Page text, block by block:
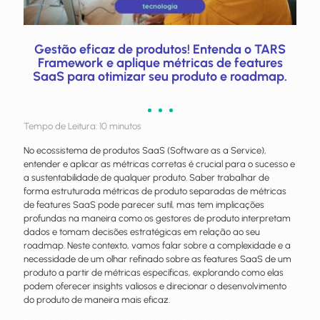
Gestão eficaz de produtos! Entenda o TARS
Framework e aplique métricas de features
SaaS para otimizar seu produto e roadmap.
Tempo de Leitura: 10 minutos
No ecossistema de produtos SaaS (Software as a Service),
entender e aplicar as métricas corretas é crucial para o sucesso e
a sustentabilidade de qualquer produto. Saber trabalhar de
forma estruturada métricas de produto separadas de métricas
de features SaaS pode parecer sutil, mas tem implicações
profundas na maneira como os gestores de produto interpretam
dados e tomam decisões estratégicas em relação ao seu
roadmap. Neste contexto, vamos falar sobre a complexidade e a
necessidade de um olhar refinado sobre as features SaaS de um
produto a partir de métricas específicas, explorando como elas
podem oferecer insights valiosos e direcionar o desenvolvimento
do produto de maneira mais eficaz.